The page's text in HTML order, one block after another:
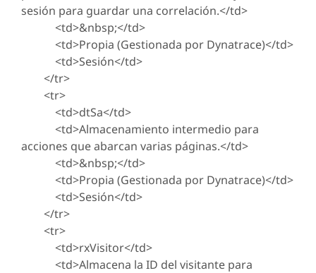
sesión para guardar una correlación.</td>
<td>&nbsp;</td>
<td>Propia (Gestionada por Dynatrace)</td>
<td>Sesión</td>
</tr>
<tr>
<td>dtSa</td>
<td>Almacenamiento intermedio para
acciones que abarcan varias páginas.</td>
<td>&nbsp;</td>
<td>Propia (Gestionada por Dynatrace)</td>
<td>Sesión</td>
</tr>
<tr>
<td>rxVisitor</td>
<td>Almacena la ID del visitante para